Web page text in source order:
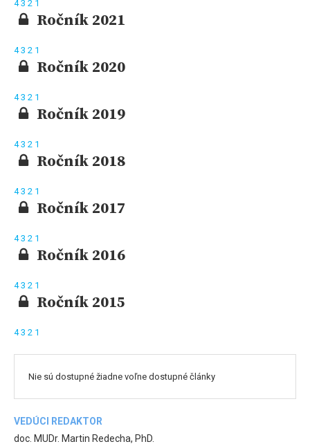
43 2 1
Ročník 2021
43 2 1
Ročník 2020
43 2 1
Ročník 2019
43 2 1
Ročník 2018
43 2 1
Ročník 2017
43 2 1
Ročník 2016
43 2 1
Ročník 2015
43 2 1
Nie sú dostupné žiadne voľne dostupné články
VEDÚCI REDAKTOR
doc. MUDr. Martin Redecha, PhD.